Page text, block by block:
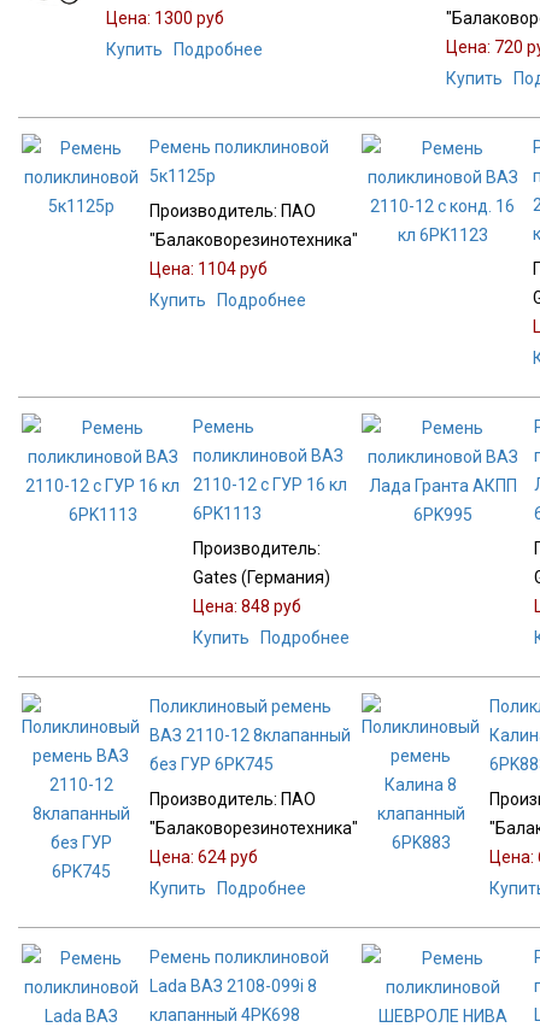
Цена: 1300 руб
Купить
Подробнее
Цена: 720
Купить
Ремень поликлиновой
5к1125р
Производитель: ПАО
"Балаковорезинотехника"
Цена: 1104 руб
Купить
Подробнее
Ремень
поликлиновой ВАЗ
2110-12 с ГУР 16 кл
6PK1113
Производитель:
Gates (Германия)
Цена: 848 руб
Купить
Подробнее
Поликлиновый ремень
ВАЗ 2110-12 8клапанный
без ГУР 6PK745
Производитель: ПАО
"Балаковорезинотехника"
Цена: 624 руб
Купить
Подробнее
Цена:
Ремень поликлиновой
Lada ВАЗ 2108-099i 8
клапанный 4PK698